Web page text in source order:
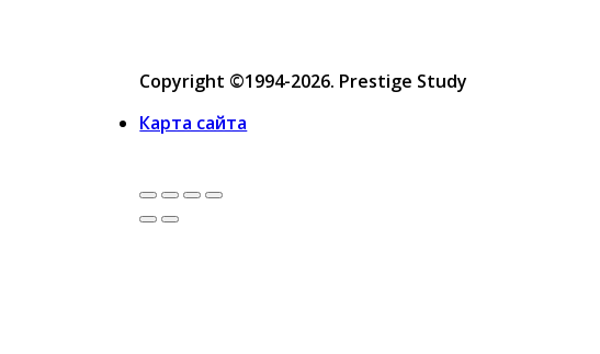
Copyright ©1994-2026. Prestige Study
Карта сайта